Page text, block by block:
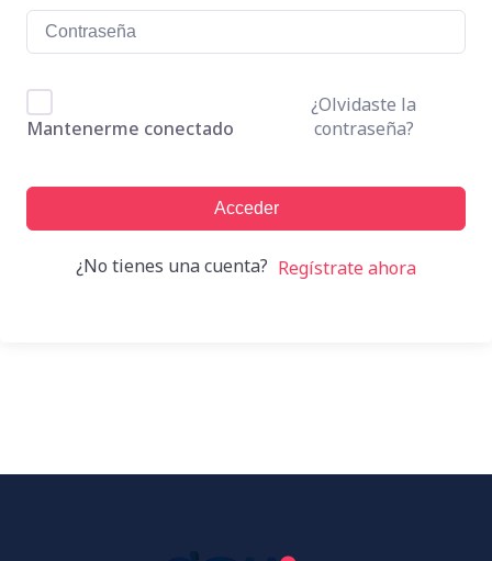
Mantenerme conectado
¿Olvidaste la
contraseña?
Acceder
¿No tienes una cuenta? Regístrate ahora